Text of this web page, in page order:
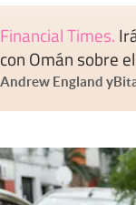
Financial Times.
con Omán sobre
Andrew England y